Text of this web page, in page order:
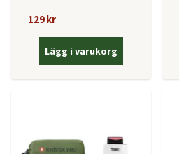
129 kr
Lägg i varukorg